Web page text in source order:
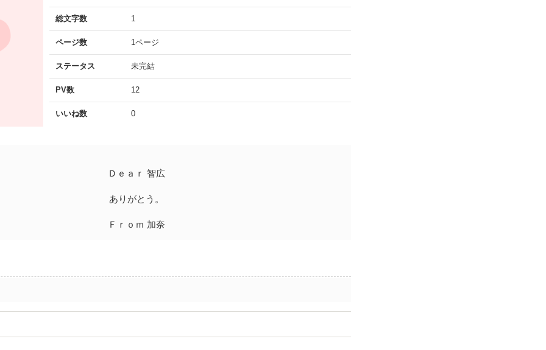
総文字数 1
ページ数 1ページ
ステータス 未完結
PV数 12
いいね数 0
Ｄｅａｒ 智広
ありがとう。
Ｆｒｏｍ 加奈